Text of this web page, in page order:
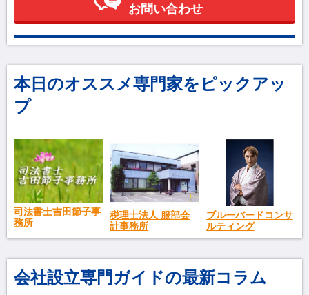
お問い合わせ
本日のオススメ専門家をピックアッ
プ
司法書士吉田節子事
務所
税理士法人 服部会
計事務所
ブルーバードコンサ
ルティング
会社設立専門ガイドの最新コラム